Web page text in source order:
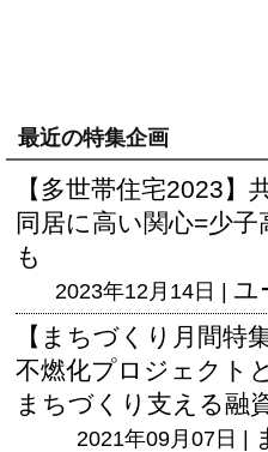
最近の特集企画
【多世帯住宅2023】
同居に高い関心=少
も
2023年12月14日 | ユ
【まちづくり月間特
不燃化プロジェクト
まちづくり支える融
2021年09月07日 |